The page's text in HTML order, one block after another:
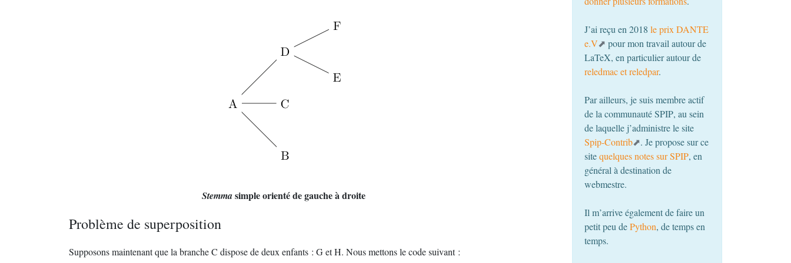
Stemmasimple orienté de gauche à droite
Problème de superposition
Supposons maintenant que la branche C dispose de deux enfants : G et H. Nous mettons le code suivant :
J’ai reçu en 2018 le prix DANTE
e.V
pour mon travail autour de
LaTeX, en particulier autour de
reledmac et reledpar.
Par ailleurs, je suis membre actif
de la communautéSPIP, au sein
de laquelle j’administre le site
Spip-Contrib
. Je propose sur ce
sitequelques notes surSPIP, en
général à destination de
webmestre.
Il m’arrive également de faire un
petit peu dePython, de temps en
temps.